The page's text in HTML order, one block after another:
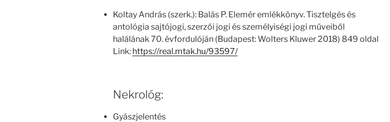
Koltay András (szerk.): Balás P. Elemér emlékkönyv. Tisztelgés és
antológia sajtójogi, szerzői jogi és személyiségi jogi műveiből
halálának 70. évfordulóján (Budapest: Wolters Kluwer 2018) 849 oldal
Link: https://real.mtak.hu/93597/
Nekrológ:
Gyászjelentés